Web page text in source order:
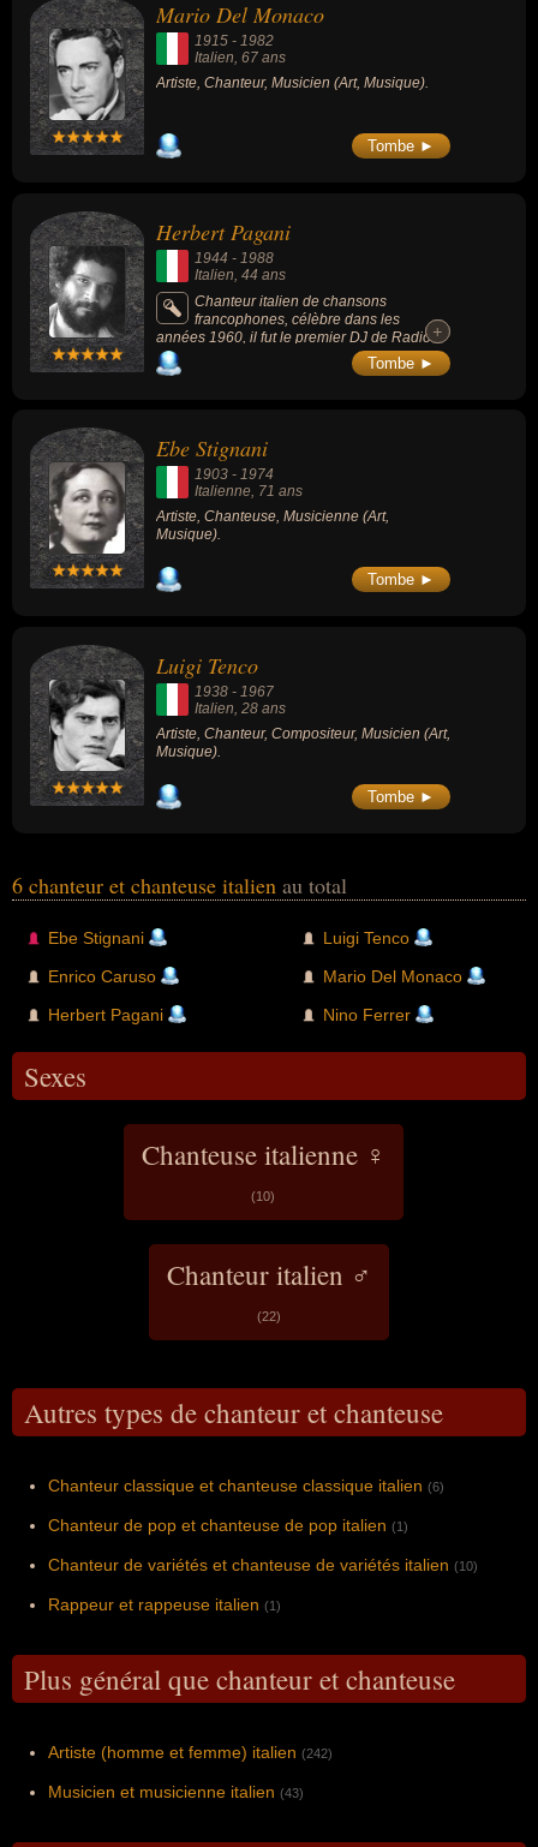
Mario Del Monaco
1915 - 1982
Italien, 67 ans
Artiste, Chanteur, Musicien (Art, Musique).
Tombe ►
Herbert Pagani
1944 - 1988
Italien , 44 ans
Chanteur italien de chansons
francophones, célèbre dans les
années 1960, il fut le premier DJ de Radio
Monte Carlo.
+
+
Tombe ►
Ebe Stignani
1903 - 1974
Italienne, 71 ans
Artiste, Chanteuse, Musicienne (Art,
Musique).
Tombe ►
Luigi Tenco
1938 - 1967
Italien , 28 ans
Artiste, Chanteur, Compositeur, Musicien (Art,
Musique).
Tombe ►
6 chanteur et chanteuse italien au total
Ebe Stignani
Enrico Caruso
Herbert Pagani
Luigi Tenco
Mario Del Monaco
Nino Ferrer
Sexes
Chanteuse italienne ♀
(10)
Chanteur italien ♂
(22)
Autres types de chanteur et chanteuse
Chanteur classique et chanteuse classique italien (6)
Chanteur de pop et chanteuse de pop italien (1)
Chanteur de variétés et chanteuse de variétés italien (10)
Rappeur et rappeuse italien (1)
Plus général que chanteur et chanteuse
Artiste (homme et femme) italien (242)
Musicien et musicienne italien (43)